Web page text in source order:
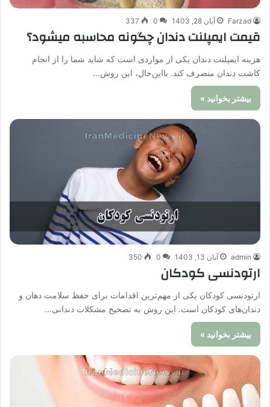
Farzad آبان 28, 1403 0
337
قیمت ایمپلنت دندان چگونه محاسبه میشود؟
هزینه ایمپلنت دندان یکی از مواردی است که شاید شما را از انجام
کاشت دندان منصرف کند. بااین‌حال، این روش…
بیشتر بخوانید »
admin آبان 13, 1403 0
350
ارتودنسی کودکان
ارتودنسی کودکان یکی از مهم‌ترین اقدامات برای حفظ سلامت دهان و
دندان‌های کودکان است. این روش به تصحیح مشکلات دندانی…
بیشتر بخوانید »